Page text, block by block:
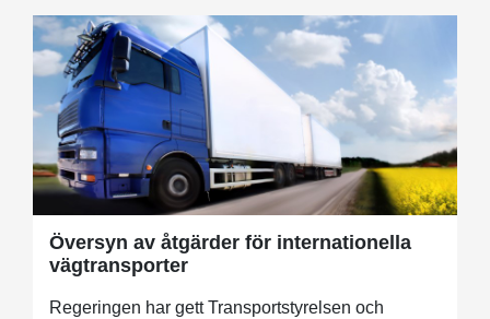
Översyn av åtgärder för internationella
vägtransporter
Regeringen har gett Transportstyrelsen och